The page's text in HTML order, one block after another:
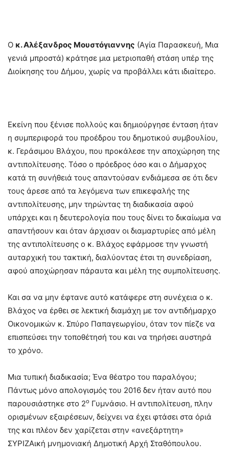
Ο κ. Αλέξανδρος Μουστόγιαννης (Αγία Παρασκευή, Μια
γενιά μπροστά) κράτησε μια μετριοπαθή στάση υπέρ της
Διοίκησης του Δήμου, χωρίς να προβάλλει κάτι ιδιαίτερο.
Εκείνη που ξένισε πολλούς και δημιούργησε ένταση ήταν
η συμπεριφορά του προέδρου του δημοτικού συμβουλίου,
κ. Γεράσιμου Βλάχου, που προκάλεσε την αποχώρηση της
αντιπολίτευσης. Τόσο ο πρόεδρος όσο και ο Δήμαρχος
κατά τη συνήθειά τους απαντούσαν ενδιάμεσα σε ότι δεν
τους άρεσε από τα λεγόμενα των επικεφαλής της
αντιπολίτευσης, μην τηρώντας τη διαδικασία αφού
υπάρχει και η δευτερολογία που τους δίνει το δικαίωμα να
απαντήσουν και όταν άρχισαν οι διαμαρτυρίες από μέλη
της αντιπολίτευσης ο κ. Βλάχος εφάρμοσε την γνωστή
αυταρχική του τακτική, διαλύοντας έτσι τη συνεδρίαση,
αφού αποχώρησαν πάραυτα και μέλη της συμπολίτευσης.
Και σα να μην έφτανε αυτό κατάφερε στη συνέχεια ο κ.
Βλάχος να έρθει σε λεκτική διαμάχη με τον αντιδήμαρχο
Οικονομικών κ. Σπύρο Παπαγεωργίου, όταν τον πίεζε να
επισπεύσει την τοποθέτησή του και να τηρήσει αυστηρά
το χρόνο.
Μια τυπική διαδικασία; Ένα θέατρο του παραλόγου;
Πάντως μόνο απολογισμός του 2016 δεν ήταν αυτό που
παρουσιάστηκε στο 2ο Γυμνάσιο. Η αντιπολίτευση, πλην
ορισμένων εξαιρέσεων, δείχνει να έχει φτάσει στα όριά
της και πλέον δεν χαρίζεται στην «ανεξάρτητη»
ΣΥΡΙΖΑική μνημονιακή Δημοτική Αρχή Σταθόπουλου.